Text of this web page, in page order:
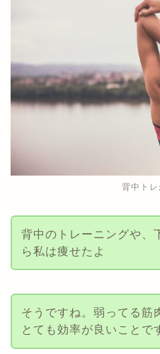
背中ト
背中のトレーニングや、
ら私は痩せたよ
そうですね。弱ってる筋
とても効率が良いことで